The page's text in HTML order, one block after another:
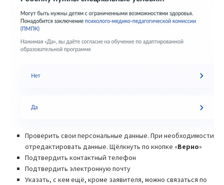
Проверить свои персональные данные. При необходимости
отредактировать данные. Щёлкнуть по кнопке «Верно»
Подтвердить контактный телефон
Подтвердить электронную почту
Указать, с кем ещё, кроме заявителя, можно связаться по